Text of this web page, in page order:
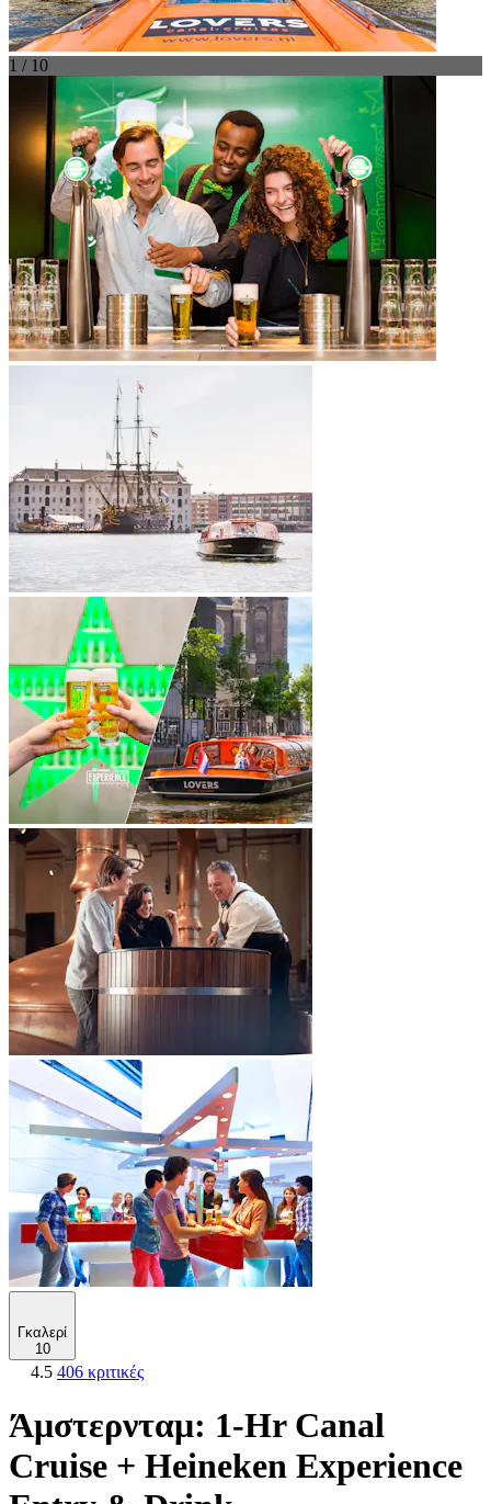
1 / 10
Γκαλερί
10
4.5 406 κριτικές
Άμστερνταμ: 1-Hr Canal
Cruise + Heineken Experience